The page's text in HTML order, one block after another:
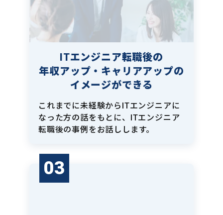
ITエンジニア転職後の
年収アップ・キャリアアップの
イメージができる
これまでに未経験からITエンジニアに
なった方の話をもとに、ITエンジニア
転職後の事例をお話しします。
03